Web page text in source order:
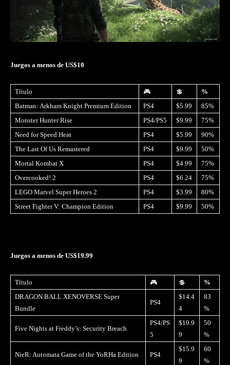
Juegos a menos de US$10
Título 🎮 💲
%
Batman: Arkham Knight Premium Edition
PS4 $5.99
85%
Monster Hunter Rise
PS4/PS5 $9.99
75%
Need for Speed Heat
PS4 $5.99
90%
The Last Of Us Remastered
PS4 $9.99
50%
Mortal Kombat X
PS4 $4.99
75%
Overcooked! 2
PS4 $6.24
75%
LEGO Marvel Super Heroes 2
PS4 $3.99
80%
Street Fighter V: Champion Edition
PS4 $9.99 50%
Juegos a menos de US$19.99
Título 🎮 💲
%
DRAGON BALL XENOVERSE Super
Bundle
PS4
$14.4
4
83
%
Five Nights at Freddy’s: Security Breach
PS4/PS
5
$19.9
9
50
%
NieR: Automata Game of the YoRHa Edition PS4
$15.9
9
60
%